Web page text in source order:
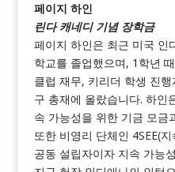
페이지 하인
린다 캐네디 기념 장학금
페이지 하인은 최근 미국 인
학교를 졸업했으며, 1학년
클럽 재무, 키리더 학생 진
구 총재에 올랐습니다. 하인
속 가능성을 위한 기금 모금
또한 비영리 단체인 4SEE(
공동 설립자이자 지속 가능